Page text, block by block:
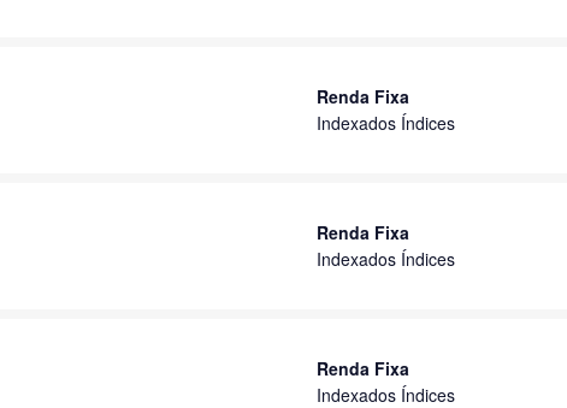
Renda Fixa
Indexados Índices
Renda Fixa
Indexados Índices
Renda Fixa
Indexados Índices